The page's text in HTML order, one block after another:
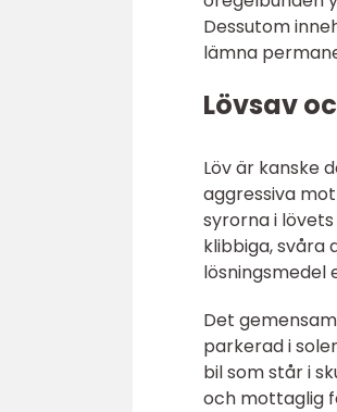
Dessutom
lämna
Lövsav
Löv är kanske
aggressiva
syrorna i
klibbiga, svåra
lösningsmedel
Det
parkerad i
bil som står i
och mottaglig